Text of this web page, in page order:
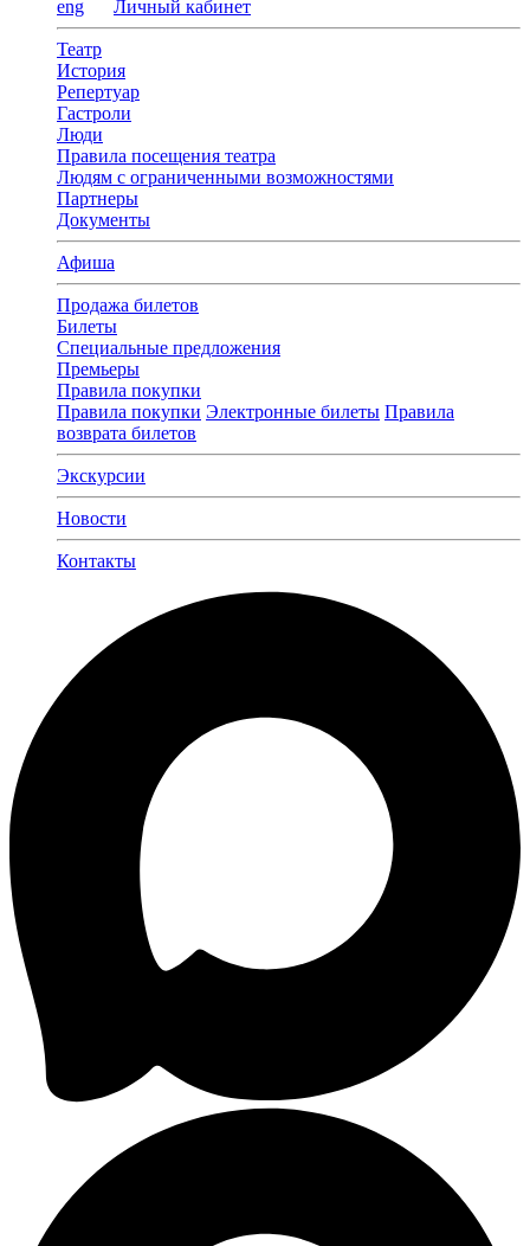
eng Личный кабинет
Театр
История
Репертуар
Гастроли
Люди
Правила посещения театра
Людям с ограниченными возможностями
Партнеры
Документы
Афиша
Продажа билетов
Билеты
Специальные предложения
Премьеры
Правила покупки
Правила покупки Электронные билеты Правила
возврата билетов
Экскурсии
Новости
Контакты